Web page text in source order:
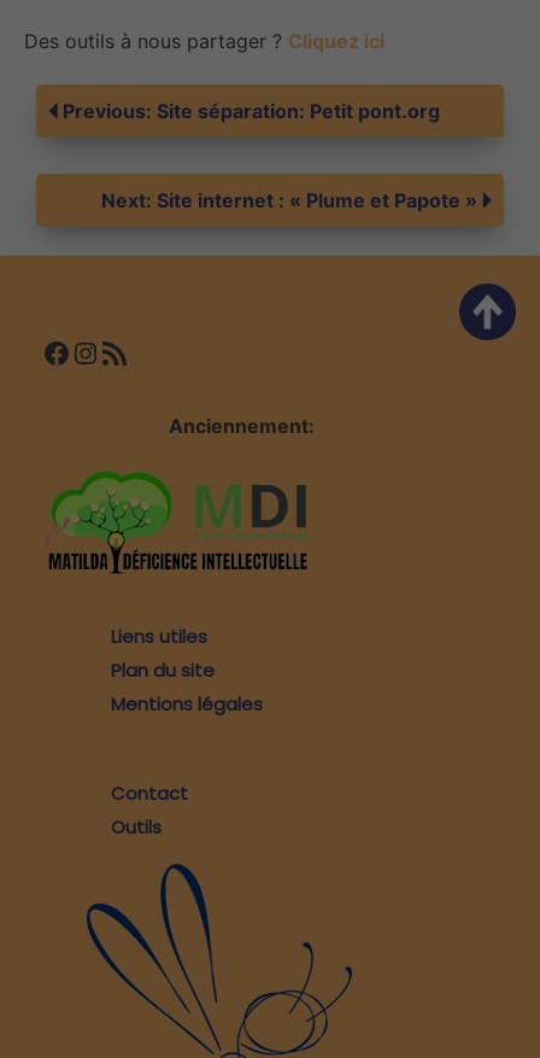
Des outils à nous partager ? Cliquez ici
Navigation
de
l’article
Previous: Site séparation: Petit pont.org
Next: Site internet : « Plume et Papote »
Facebook InstagramFlux RSS
Anciennement:
Liens utiles
Plan du site
Mentions légales
Contact
Outils